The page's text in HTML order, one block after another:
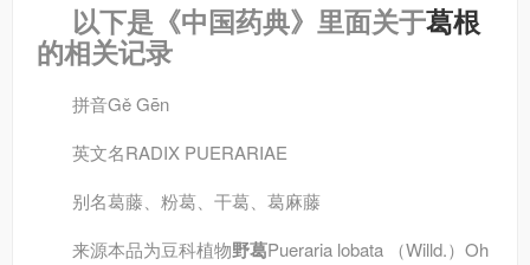
以下是《中国药典》里面关于葛根
的相关记录
拼音Gě Gēn
英文名RADIX PUERARIAE
别名葛藤、粉葛、干葛、葛麻藤
来源本品为豆科植物野葛Pueraria lobata （Willd.）Oh